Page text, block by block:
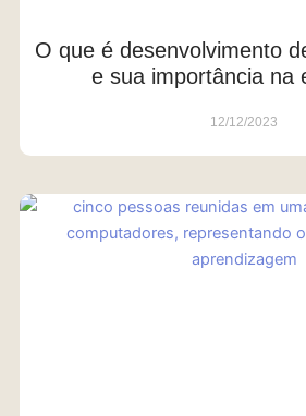
O que é desenvolvimento
e sua importância na
12/12/2023